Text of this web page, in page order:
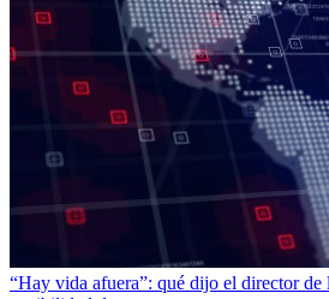
“Hay vida afuera”: qué dijo el director